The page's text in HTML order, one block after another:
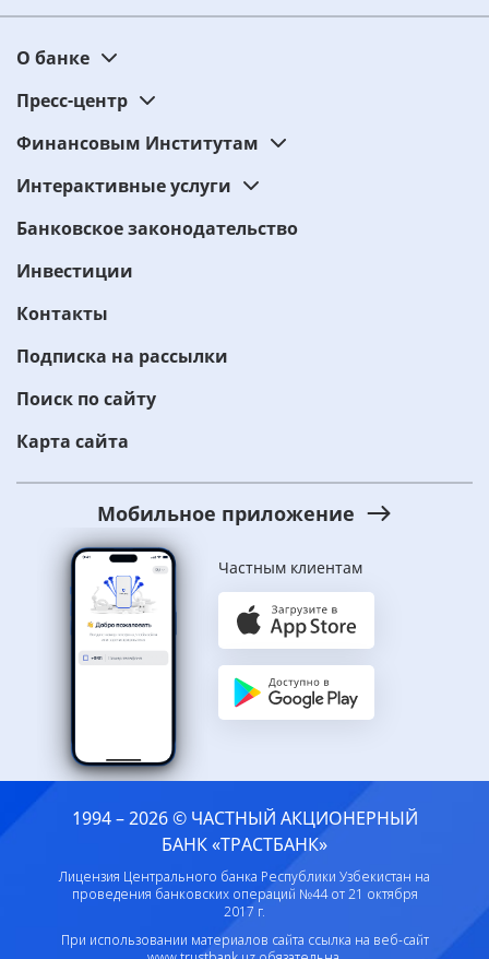
О банке
Пресс-центр
Финансовым Институтам
Интерактивные услуги
Банковское законодательство
Инвестиции
Контакты
Подписка на рассылки
Поиск по сайту
Карта сайта
Мобильное приложение
Частным клиентам
1994 – 2026 © ЧАСТНЫЙ АКЦИОНЕРНЫЙ
БАНК «ТРАСТБАНК»
Лицензия Центрального банка Республики Узбекистан на
проведения банковских операций №44 от 21 октября
2017 г.
При использовании материалов сайта ссылка на веб-сайт